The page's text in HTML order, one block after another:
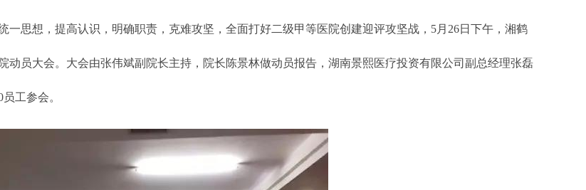
思想，提高认识，明确职责，克难攻坚，全面打好二级甲等医院创建迎评攻坚战，5月26日下午，湘鹤
动员大会。大会由张伟斌副院长主持，院长陈景林做动员报告，湖南景熙医疗投资有限公司副总经理张磊
工参会。